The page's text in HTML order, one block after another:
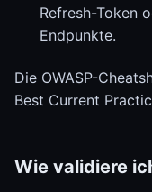
Refresh-Token
Endpunkte.
Die OWASP-
Best Current
Wie validiere